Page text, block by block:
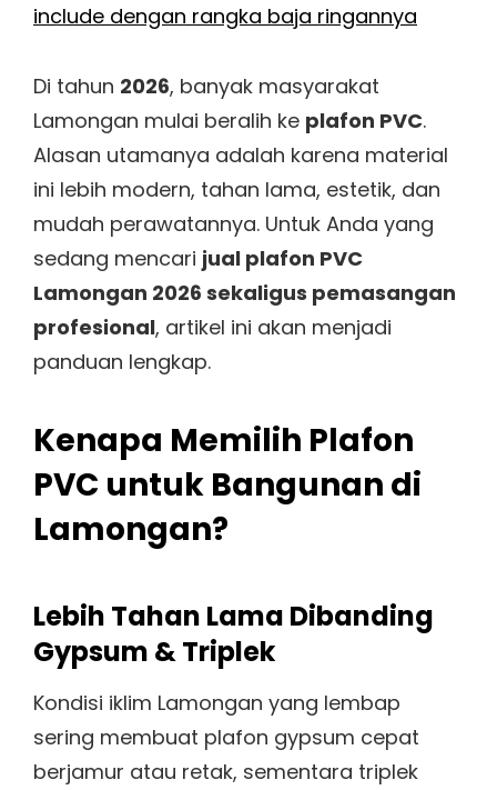
include dengan rangka baja ringannya
Di tahun 2026, banyak masyarakat
Lamongan mulai beralih ke plafon PVC.
Alasan utamanya adalah karena material
ini lebih modern, tahan lama, estetik, dan
mudah perawatannya. Untuk Anda yang
sedang mencari jual plafon PVC
Lamongan 2026 sekaligus pemasangan
profesional, artikel ini akan menjadi
panduan lengkap.
Kenapa Memilih Plafon
PVC untuk Bangunan di
Lamongan?
Lebih Tahan Lama Dibanding
Gypsum & Triplek
Kondisi iklim Lamongan yang lembap
sering membuat plafon gypsum cepat
berjamur atau retak, sementara triplek